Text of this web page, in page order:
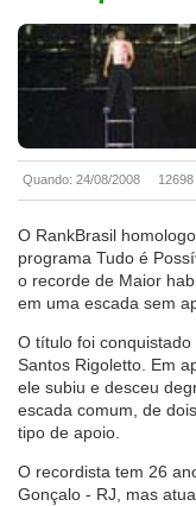
Quando: 24/08/2008
O RankBrasil
programa Tudo é
o recorde de Maior
em uma escada sem
O título foi conquistado
Santos Rigoletto. Em
ele subiu e desceu
escada comum, de
tipo de apoio.
O recordista tem 26
Gonçalo - RJ, mas